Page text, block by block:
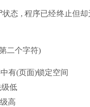
状态 , 程序已经终止但
二个字符)
(页面)锁定空间
低
高